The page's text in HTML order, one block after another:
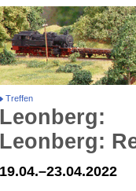
Treffen
Leonberg:
Leonberg:
19.04.–23.04.2022